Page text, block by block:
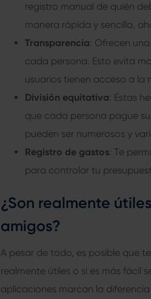
registro manual de quién
manera rápida y sencilla,
Transparencia: Ofrecen
cada persona. Esto evita
usuarios tienen acceso a la
División equitativa: Estas
que cada persona pague
pueden ser numerosos y
Registro de gastos: Te
para controlar tu
¿Son realmente
amigos?
A pesar de todo, es posible que
realmente útiles o si es más fácil
aplicaciones marcan la